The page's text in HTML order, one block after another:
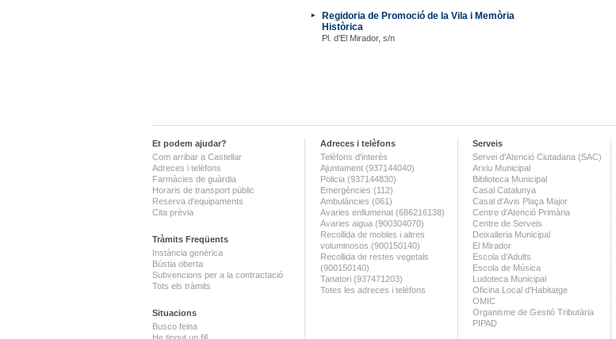
Regidoria de Promoció de la Vila i Memòria
Històrica
Pl. d'El Mirador, s/n
Et podem ajudar?
Com arribar a Castellar
Adreces i telèfons
Farmàcies de guàrdia
Horaris de transport públic
Reserva d'equipaments
Cita prèvia
Tràmits Freqüents
Instància genèrica
Bústia oberta
Subvencions per a la contractació
Tots els tràmits
Situacions
Busco feina
Adreces i telèfons
Telèfons d'interès
Ajuntament (937144040)
Policia (937144830)
Emergències (112)
Ambulàncies (061)
Avaries enllumenat (686216138)
Avaries aigua (900304070)
Recollida de mobles i altres
voluminosos (900150140)
Recollida de restes vegetals
(900150140)
Tanatori (937471203)
Totes les adreces i telèfons
Serveis
Servei d'Atenció Ciutadana (SAC)
Arxiu Municipal
Biblioteca Municipal
Casal Catalunya
Casal d'Avis Plaça Major
Centre d'Atenció Primària
Centre de Serveis
Deixalleria Municipal
El Mirador
Escola d'Adults
Escola de Música
Ludoteca Municipal
Oficina Local d'Habitatge
OMIC
Organisme de Gestió Tributària
PIPAD